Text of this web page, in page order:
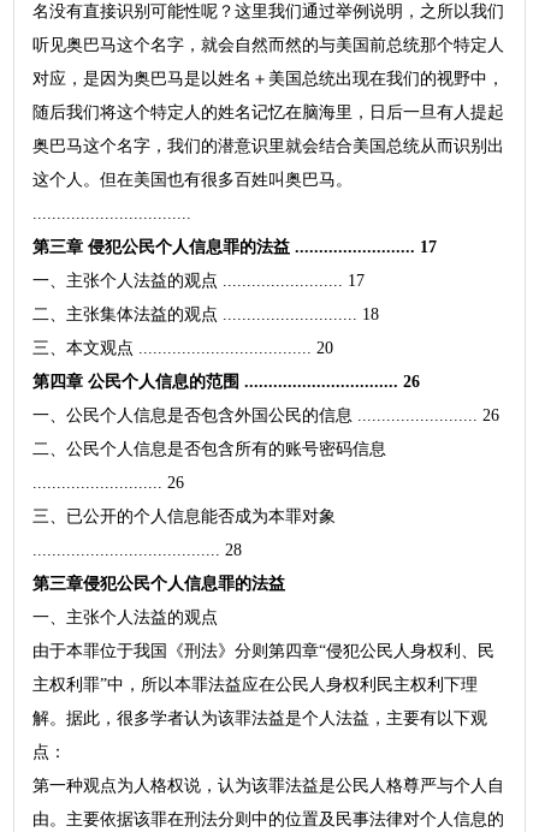
名没有直接识别可能性呢？这里我们通过举例说明，之所以我们
听见奥巴马这个名字，就会自然而然的与美国前总统那个特定人
对应，是因为奥巴马是以姓名＋美国总统出现在我们的视野中，
随后我们将这个特定人的姓名记忆在脑海里，日后一旦有人提起
奥巴马这个名字，我们的潜意识里就会结合美国总统从而识别出
这个人。但在美国也有很多百姓叫奥巴马。
.................................
第三章 侵犯公民个人信息罪的法益 ......................... 17
一、主张个人法益的观点 ......................... 17
二、主张集体法益的观点 ............................ 18
三、本文观点 .................................... 20
第四章 公民个人信息的范围 ................................ 26
一、公民个人信息是否包含外国公民的信息 ......................... 26
二、公民个人信息是否包含所有的账号密码信息
........................... 26
三、已公开的个人信息能否成为本罪对象
....................................... 28
第三章侵犯公民个人信息罪的法益
一、主张个人法益的观点
由于本罪位于我国《刑法》分则第四章“侵犯公民人身权利、民
主权利罪”中，所以本罪法益应在公民人身权利民主权利下理
解。据此，很多学者认为该罪法益是个人法益，主要有以下观
点：
第一种观点为人格权说，认为该罪法益是公民人格尊严与个人自
由。主要依据该罪在刑法分则中的位置及民事法律对个人信息的